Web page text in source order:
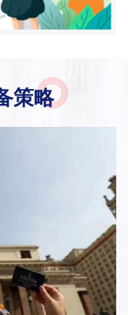
策略